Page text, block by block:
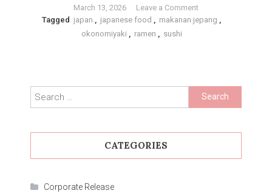
March 13, 2026 Leave a Commenton
Selain
Dicoba!
Tagged japan japanese food makanan jepang
okonomiyaki
ramen sushi
Search
for:
CATEGORIES
Corporate Release